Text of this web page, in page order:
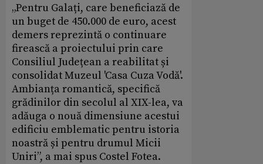
„Pentru Galați, care beneficiază de
un buget de 450.000 de euro, acest
demers reprezintă o continuare
firească a proiectului prin care
Consiliul Județean a reabilitat și
consolidat Muzeul 'Casa Cuza Vodă'.
Ambianța romantică, specifică
grădinilor din secolul al XIX-lea, va
adăuga o nouă dimensiune acestui
edificiu emblematic pentru istoria
noastră și pentru drumul Micii
Uniri”, a mai spus Costel Fotea.